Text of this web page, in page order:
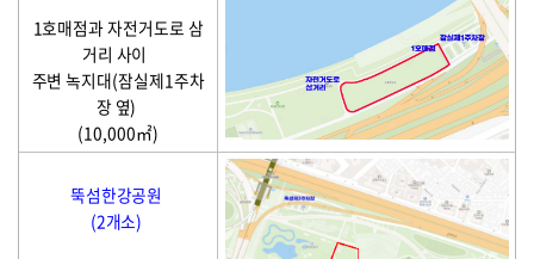
1호매점과 자전거도로 삼
거리 사이
주변 녹지대(잠실제1주차
장 옆)
(10,000㎡)
뚝섬한강공원
(2개소)